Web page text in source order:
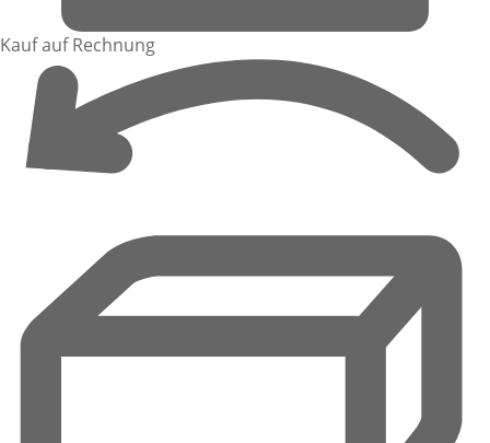
Kauf auf Rechnung